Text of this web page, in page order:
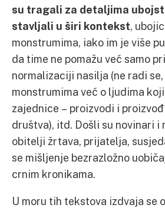
su tragali za detaljima
stavljali u širi kontekst,
monstrumima, iako im je više
da time ne pomažu već samo
normalizaciji nasilja (ne radi
monstrumima već o ljudima
zajednice – proizvodi i
društva), itd. Došli su novinari i
obitelji žrtava, prijatelja,
se mišljenje bezrazložno
crnim kronikama.
U moru tih tekstova izdvaja se